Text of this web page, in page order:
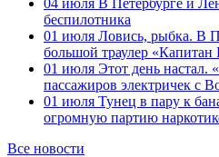
04 июля В Петербурге и
беспилотника
01 июля Ловись, рыбка. В
большой траулер «Капитан
01 июля Этот день настал.
пассажиров электричек с
01 июля Тунец в пару к
огромную партию
Все новости